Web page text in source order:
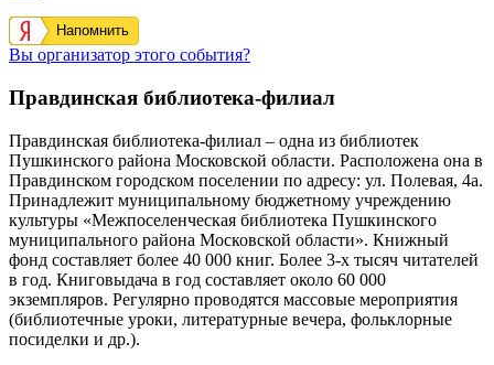
Напомнить
Вы организатор этого события?
Правдинская библиотека-филиал
Правдинская библиотека-филиал – одна из библиотек
Пушкинского района Московской области. Расположена она в
Правдинском городском поселении по адресу: ул. Полевая, 4а.
Принадлежит муниципальному бюджетному учреждению
культуры «Межпоселенческая библиотека Пушкинского
муниципального района Московской области». Книжный
фонд составляет более 40 000 книг. Более 3-х тысяч читателей
в год. Книговыдача в год составляет около 60 000
экземпляров. Регулярно проводятся массовые мероприятия
(библиотечные уроки, литературные вечера, фольклорные
посиделки и др.).